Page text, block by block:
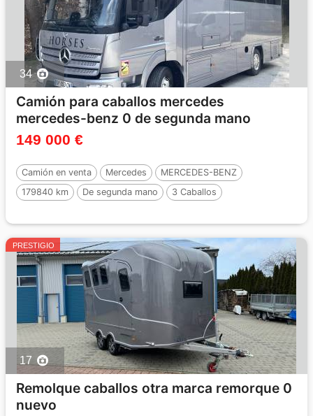
34
Camión para caballos mercedes
mercedes-benz 0 de segunda mano
149 000 €
Camión en venta Mercedes
MERCEDES-BENZ
179840 km
De segunda mano 3 Caballos
PRESTIGIO
17
Remolque caballos otra marca remorque 0
nuevo